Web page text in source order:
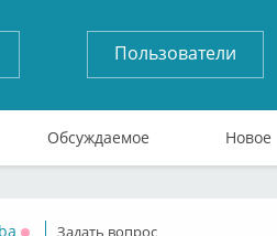
Пользователи
Обсуждаемое Новое
Задать вопрос